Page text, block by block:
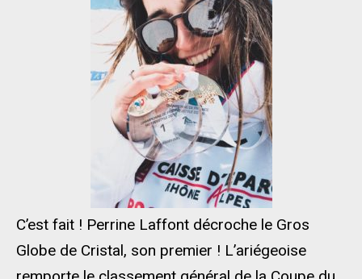
C’est fait ! Perrine Laffont décroche le Gros
Globe de Cristal, son premier ! L’ariégeoise